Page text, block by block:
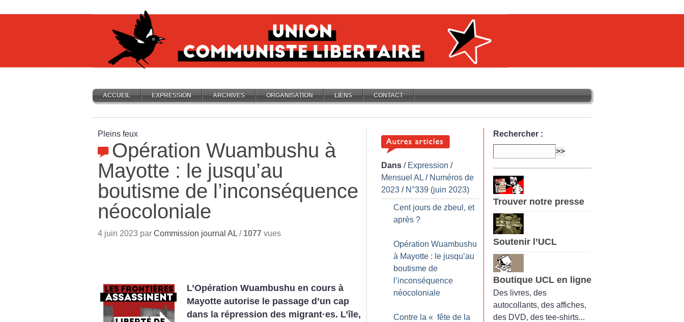
ACCUEIL EXPRESSION ARCHIVES ORGANISATION LIENS CONTACT
Pleins feux
Opération Wuambushu à
Mayotte : le jusqu’au
boutisme de l’inconséquence
néocoloniale
4 juin 2023 par Commission journal AL / 1077 vues
L’Opération Wuambushu en cours à
Mayotte autorise le passage d’un cap
dans la répression des migrant·es. L’île,
Dans / Expression /
Mensuel AL / Numéros de
2023 / N°339 (juin 2023)
Cent jours de zbeul, et
après ?
Opération Wuambushu
à Mayotte : le jusqu’au
boutisme de
l’inconséquence
néocoloniale
Contre la « fête de la
Rechercher :
Trouver notre presse
Soutenir l’UCL
Boutique UCL en ligne
Des livres, des
autocollants, des affiches,
des DVD, des tee-shirts...